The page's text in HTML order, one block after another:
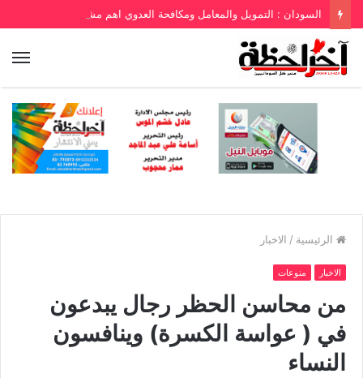
الرئيسية / الاخبار
الاخبار منوعات
من محاسن الحظر رجال يبدعون
في ( عواسة الكسرة) وينافسون
النساء